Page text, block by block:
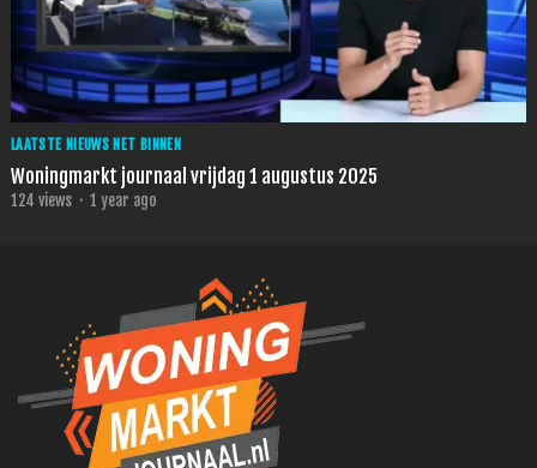
LAATSTE NIEUWS NET BINNEN
Woningmarkt journaal vrijdag 1 augustus 2025
124 views · 1 year ago